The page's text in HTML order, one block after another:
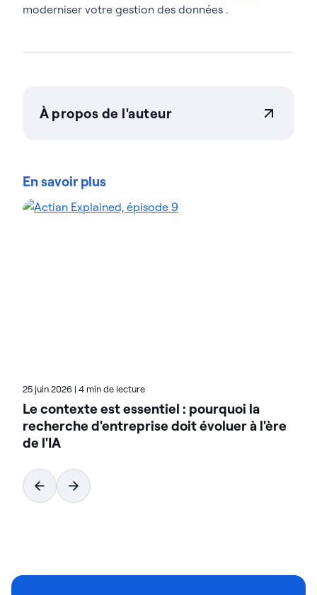
moderniser votre gestion des données .
À propos de l'auteur
connaître les capacités d’intégration, de gestion et
apporte plus de 20 ans d’expérience dans le
En savoir plus
25 juin 2026 | 4 min de lecture
Le contexte est essentiel : pourquoi la
recherche d'entreprise doit évoluer à l'ère
de l'IA